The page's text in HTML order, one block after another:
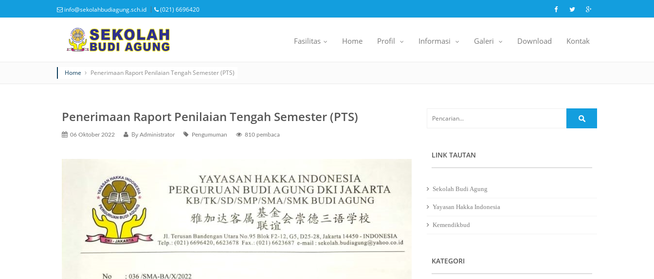
info@sekolahbudiagung.sch.id (021) 6696420
Fasilitas Home Profil Informasi Galeri Download Kontak
Home Penerimaan Raport Penilaian Tengah Semester (PTS)
Penerimaan Raport Penilaian Tengah Semester (PTS)
06 Oktober 2022 By Administrator Pengumuman 810 pembaca
LINK TAUTAN
Sekolah Budi Agung
Yayasan Hakka Indonesia
Kemendikbud
KATEGORI